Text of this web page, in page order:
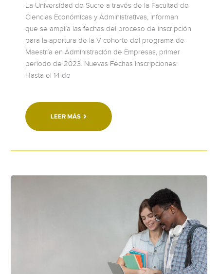
La Universidad de Sucre a través de la Facultad de
Ciencias Económicas y Administrativas, informan
que se amplía las fechas del proceso de inscripción
para la apertura de la V cohorte del programa de
Maestría en Administración de Empresas, primer
período de 2023. Nuevas Fechas Inscripciones:
Hasta el 14 de
LEER MÁS